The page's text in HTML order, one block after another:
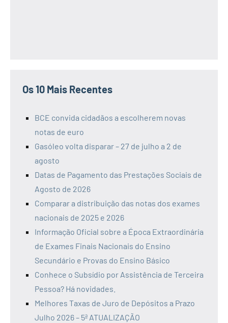
Os 10 Mais Recentes
BCE convida cidadãos a escolherem novas
notas de euro
Gasóleo volta disparar – 27 de julho a 2 de
agosto
Datas de Pagamento das Prestações Sociais de
Agosto de 2026
Comparar a distribuição das notas dos exames
nacionais de 2025 e 2026
Informação Oficial sobre a Época Extraordinária
de Exames Finais Nacionais do Ensino
Secundário e Provas do Ensino Básico
Conhece o Subsídio por Assistência de Terceira
Pessoa? Há novidades.
Melhores Taxas de Juro de Depósitos a Prazo
Julho 2026 – 5ª ATUALIZAÇÃO